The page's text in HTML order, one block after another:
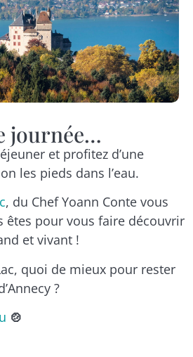
journée…
et profitez d’une
les pieds dans l’eau.
, du Chef Yoann Conte vous
êtes pour vous faire découvrir
et vivant !
quoi de mieux pour rester
?
🍲